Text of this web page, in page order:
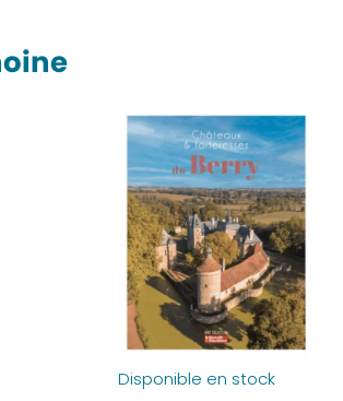
Disponible en stock